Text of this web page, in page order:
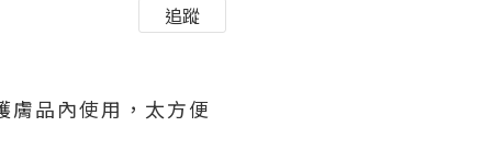
追蹤
膚品內使用，太方便